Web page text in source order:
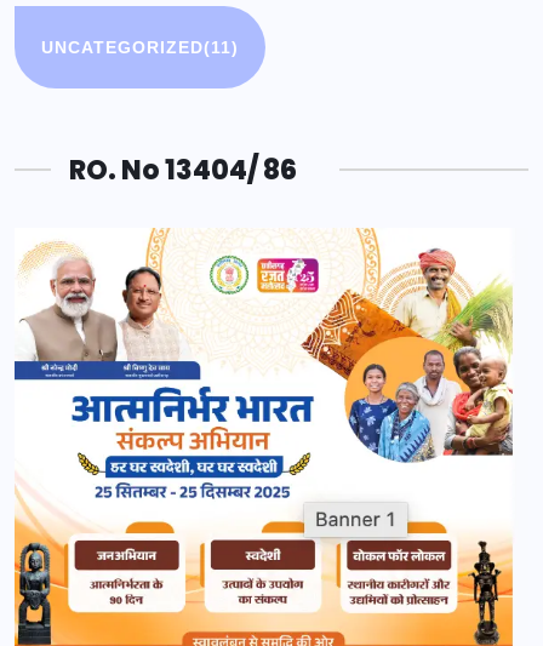
UNCATEGORIZED(11)
RO. No 13404/ 86